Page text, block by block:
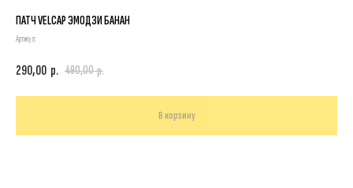
ПАТЧ VELCAP ЭМОДЗИ БАНАН
Артикул:
290,00 р. 490,00 р.
В корзину